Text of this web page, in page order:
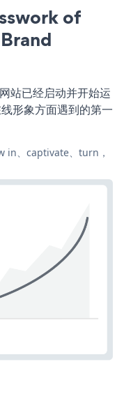
of
已经启动并开始运
形象方面遇到的第一
in、captivate、turn，